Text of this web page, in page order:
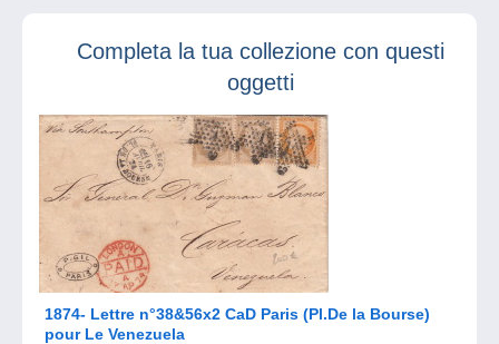
Completa la tua collezione con questi
oggetti
1874- Lettre n°38&56x2 CaD Paris (Pl.De la Bourse)
pour Le Venezuela